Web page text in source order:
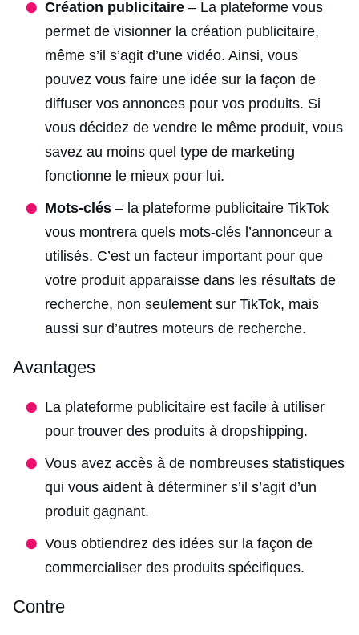
Création publicitaire – La plateforme vous
permet de visionner la création publicitaire,
même s’il s’agit d’une vidéo. Ainsi, vous
pouvez vous faire une idée sur la façon de
diffuser vos annonces pour vos produits. Si
vous décidez de vendre le même produit, vous
savez au moins quel type de marketing
fonctionne le mieux pour lui.
Mots-clés – la plateforme publicitaire TikTok
vous montrera quels mots-clés l’annonceur a
utilisés. C’est un facteur important pour que
votre produit apparaisse dans les résultats de
recherche, non seulement sur TikTok, mais
aussi sur d’autres moteurs de recherche.
Avantages
La plateforme publicitaire est facile à utiliser
pour trouver des produits à dropshipping.
Vous avez accès à de nombreuses statistiques
qui vous aident à déterminer s’il s’agit d’un
produit gagnant.
Vous obtiendrez des idées sur la façon de
commercialiser des produits spécifiques.
Contre